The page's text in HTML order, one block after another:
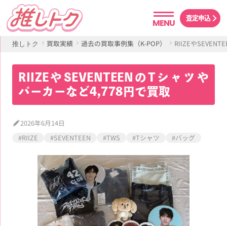
MENU
査定申込
推しトク 買取実績 過去の買取事例集（K-POP） RIIZEや
RIIZEやSEVENTEENのTシャツや
パーカーなど4,778円で買取
2026年6月14日
#RIIZE
#SEVENTEEN #TWS #Tシャツ #バッグ